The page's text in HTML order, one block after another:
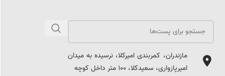
مازندران، کمربندی امیرکلا، نرسیده به میدان
امیرپازواری، سعیدکلا، 100 متر داخل کوچه